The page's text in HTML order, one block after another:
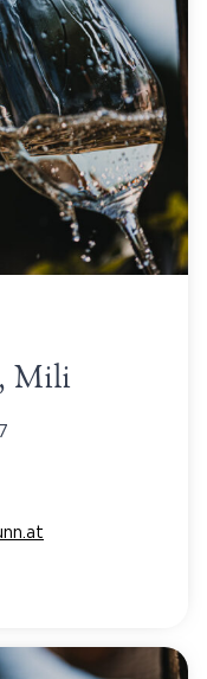
Mili